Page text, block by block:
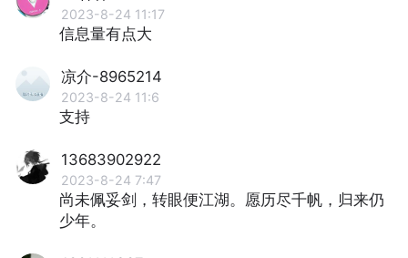
2023-8-24 11:17
信息量有点大
凉介-8965214
2023-8-24 11:6
支持
13683902922
2023-8-24 7:47
尚未佩妥剑，转眼便江湖。愿历尽千帆，归来仍
少年。